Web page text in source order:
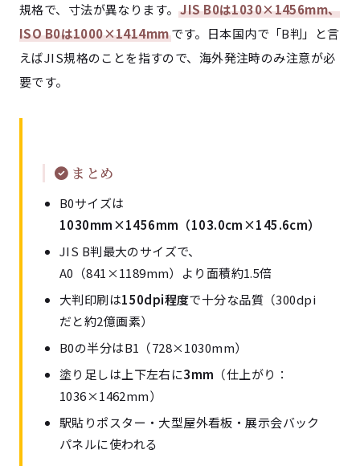
規格で、寸法が異なります。JIS B0は1030×1456mm、
ISO B0は1000×1414mmです。日本国内で「B判」と言
えばJIS規格のことを指すので、海外発注時のみ注意が必
要です。
まとめ
B0サイズは
1030mm×1456mm（103.0cm×145.6cm）
JIS B判最大のサイズで、
A0（841×1189mm）より面積約1.5倍
大判印刷は150dpi程度で十分な品質（300dpi
だと約2億画素）
B0の半分はB1（728×1030mm）
塗り足しは上下左右に3mm （仕上がり：
1036×1462mm）
駅貼りポスター・大型屋外看板・展示会バック
パネルに使われる